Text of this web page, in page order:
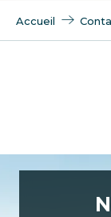
Accueil